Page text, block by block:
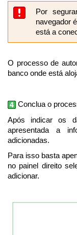
Por
navegador
está a
O processo de
banco onde está
Conclua o
Após indicar os
apresentada a
adicionadas.
Para isso basta
no painel direito
adicionar.